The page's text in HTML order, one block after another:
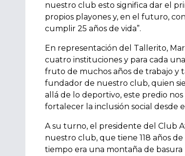
nuestro club esto significa dar el
propios playones y, en el futuro,
cumplir 25 años de vida”.
En representación del Tallerito,
cuatro instituciones y para cada
fruto de muchos años de trabajo y
fundador de nuestro club, quien
allá de lo deportivo, este predio
fortalecer la inclusión social desde
A su turno, el presidente del Club
nuestro club, que tiene 118 años
tiempo era una montaña de